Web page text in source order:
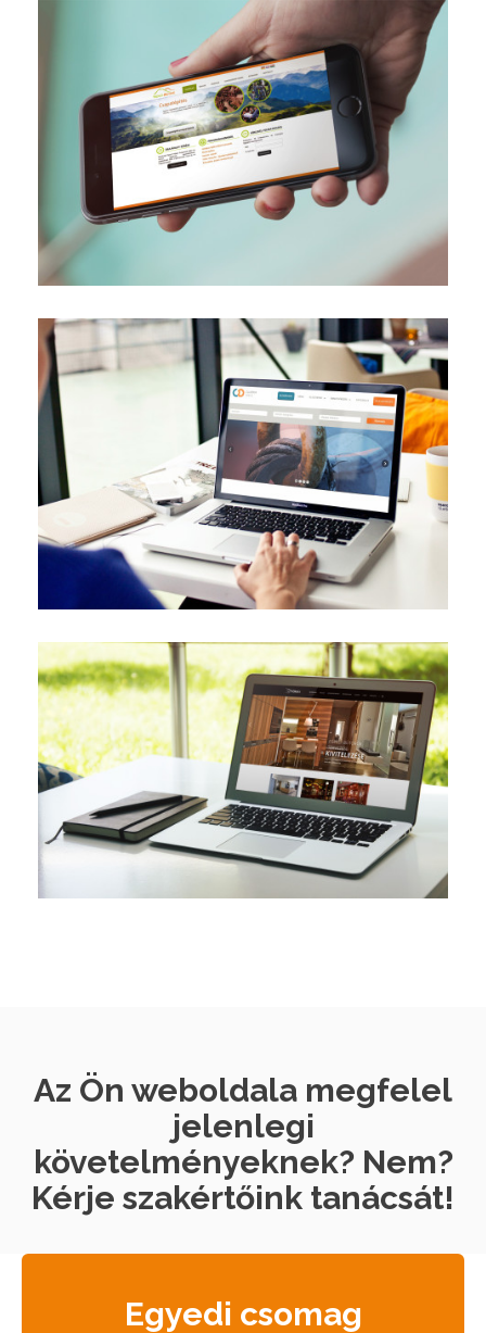
Az Ön weboldala megfelel
jelenlegi
követelményeknek? Nem?
Kérje szakértőink tanácsát!
Egyedi csomag